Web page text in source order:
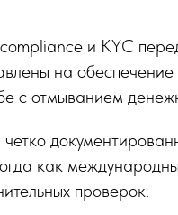
и KYC
на
с отмыванием
как
проверок.